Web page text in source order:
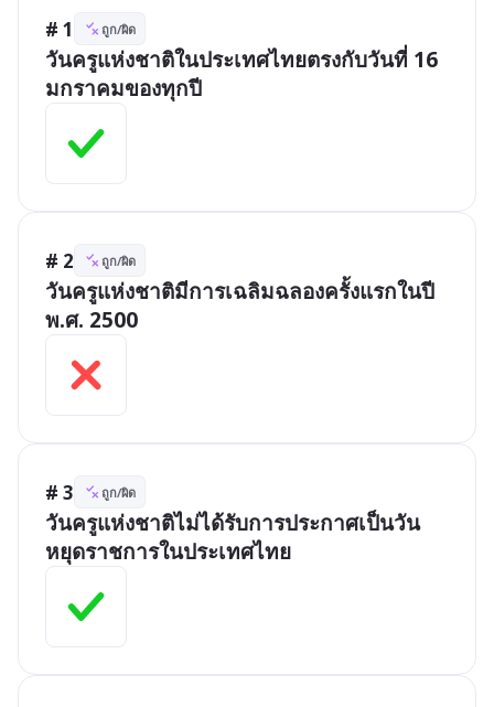
# 1 ถูก/ผิด
วันครูแห่งชาติในประเทศไทยตรงกับวันที่ 16
มกราคมของทุกปี
# 2 ถูก/ผิด
วันครูแห่งชาติมีการเฉลิมฉลองครั้งแรกในปี
พ.ศ. 2500
# 3 ถูก/ผิด
วันครูแห่งชาติไม่ได้รับการประกาศเป็นวัน
หยุดราชการในประเทศไทย